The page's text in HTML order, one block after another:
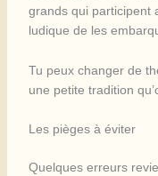
grands qui participent
ludique de les
Tu peux changer de
une petite tradition
Les pièges à éviter
Quelques erreurs